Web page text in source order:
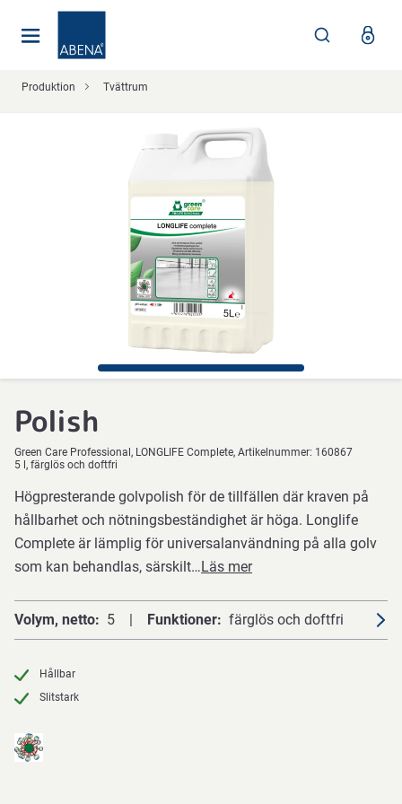
Produktion Tvättrum
Polish
Green Care Professional LONGLIFE Complete Artikelnummer: 160867
5 l, färglös och doftfri
Högpresterande golvpolish för de tillfällen där kraven på
hållbarhet och nötningsbeständighet är höga. Longlife
Complete är lämplig för universalanvändning på alla golv
som kan behandlas, särskilt…Läs mer
Volym, netto 5 Funktioner färglös och doftfri
Hållbar
Slitstark